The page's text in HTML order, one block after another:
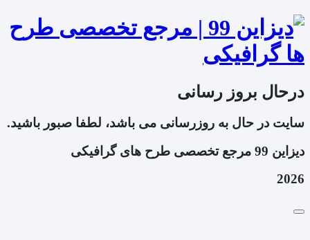
درحال بروز رسانی
سایت در حال به روزرسانی می باشد، لطفا صبور باشید.
دیزاین 99 مرجع تخصصی طرح های گرافیکی
2026